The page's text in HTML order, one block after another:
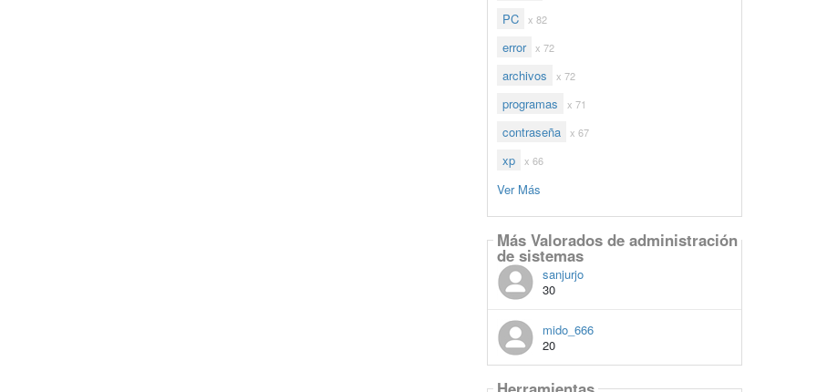
PC x 82
error x 72
archivos x 72
programas x 71
contraseña x 67
xp x 66
Ver Más
Más Valorados de administración
de sistemas
sanjurjo
30
mido_666
20